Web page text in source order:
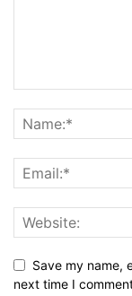
Save my name,
next time I